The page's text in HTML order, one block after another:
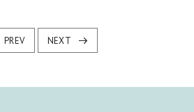
PREV NEXT